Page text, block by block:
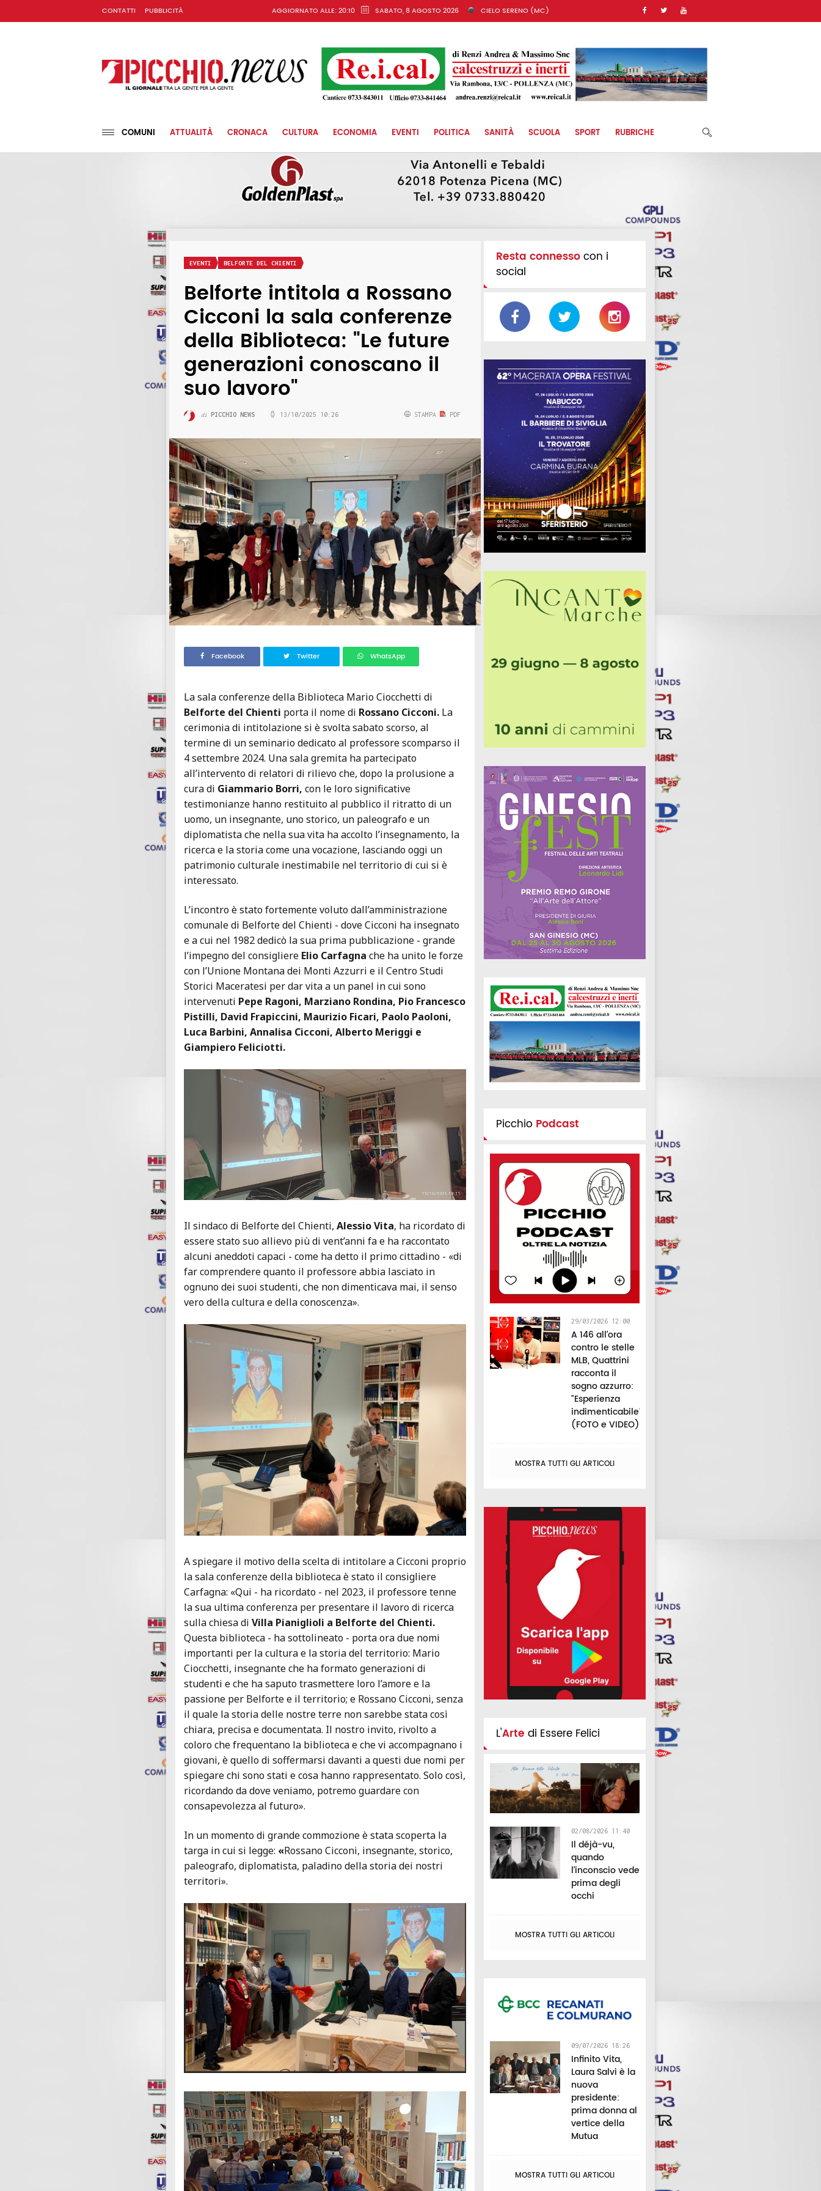
CONTATTI PUBBLICITÀ AGGIORNATO ALLE: 20:10 SABATO, 8 AGOSTO 2026 CIELO SERENO (MC)
COMUNI ATTUALITÀ CRONACA CULTURA ECONOMIA EVENTI POLITICA SANITÀ SCUOLA SPORT RUBRICHE
EVENTI BELFORTE DEL CHIENTI
Belforte intitola a Rossano
Cicconi la sala conferenze
della Biblioteca: "Le future
generazioni conoscano il
suo lavoro"
di PICCHIO NEWS 13/10/2025 10:26 STAMPA PDF
Facebook Twitter WhatsApp
La sala conferenze della Biblioteca Mario Ciocchetti di
Belforte del Chienti porta il nome di Rossano Cicconi. La
cerimonia di intitolazione si è svolta sabato scorso, al
termine di un seminario dedicato al professore scomparso il
4 settembre 2024. Una sala gremita ha partecipato
all’intervento di relatori di rilievo che, dopo la prolusione a
cura di Giammario Borri, con le loro significative
testimonianze hanno restituito al pubblico il ritratto di un
uomo, un insegnante, uno storico, un paleografo e un
diplomatista che nella sua vita ha accolto l’insegnamento, la
ricerca e la storia come una vocazione, lasciando oggi un
patrimonio culturale inestimabile nel territorio di cui si è
interessato.
L’incontro è stato fortemente voluto dall’amministrazione
comunale di Belforte del Chienti - dove Cicconi ha insegnato
e a cui nel 1982 dedicò la sua prima pubblicazione - grande
l’impegno del consigliere Elio Carfagna che ha unito le forze
con l’Unione Montana dei Monti Azzurri e il Centro Studi
Storici Maceratesi per dar vita a un panel in cui sono
intervenuti Pepe Ragoni, Marziano Rondina, Pio Francesco
Pistilli, David Frapiccini, Maurizio Ficari, Paolo Paoloni,
Luca Barbini, Annalisa Cicconi, Alberto Meriggi e
Giampiero Feliciotti.
Il sindaco di Belforte del Chienti, Alessio Vita, ha ricordato di
essere stato suo allievo più di vent’anni fa e ha raccontato
alcuni aneddoti capaci - come ha detto il primo cittadino - «di
far comprendere quanto il professore abbia lasciato in
ognuno dei suoi studenti, che non dimenticava mai, il senso
vero della cultura e della conoscenza».
A spiegare il motivo della scelta di intitolare a Cicconi proprio
la sala conferenze della biblioteca è stato il consigliere
Carfagna: «Qui - ha ricordato - nel 2023, il professore tenne
la sua ultima conferenza per presentare il lavoro di ricerca
sulla chiesa di Villa Pianiglioli a Belforte del Chienti.
Questa biblioteca - ha sottolineato - porta ora due nomi
importanti per la cultura e la storia del territorio: Mario
Ciocchetti, insegnante che ha formato generazioni di
studenti e che ha saputo trasmettere loro l’amore e la
passione per Belforte e il territorio; e Rossano Cicconi, senza
il quale la storia delle nostre terre non sarebbe stata così
chiara, precisa e documentata. Il nostro invito, rivolto a
coloro che frequentano la biblioteca e che vi accompagnano i
giovani, è quello di soffermarsi davanti a questi due nomi per
spiegare chi sono stati e cosa hanno rappresentato. Solo così,
ricordando da dove veniamo, potremo guardare con
consapevolezza al futuro».
In un momento di grande commozione è stata scoperta la
targa in cui si legge: «Rossano Cicconi, insegnante, storico,
paleografo, diplomatista, paladino della storia dei nostri
territori».
Resta connessocon i
social
Picchio Podcast
29/03/2026 12:00
A 146 all’ora
contro le stelle
MLB, Quattrini
racconta il
sogno azzurro:
"Esperienza
indimenticabile"
(FOTO e VIDEO)
MOSTRA TUTTI GLI ARTICOLI
L'Arte di Essere Felici
02/08/2026 11:40
Il déjà-vu,
quando
l’inconscio vede
prima degli
occhi
MOSTRA TUTTI GLI ARTICOLI
09/07/2026 18:26
Infinito Vita,
Laura Salvi è la
nuova
presidente:
prima donna al
vertice della
Mutua
MOSTRA TUTTI GLI ARTICOLI